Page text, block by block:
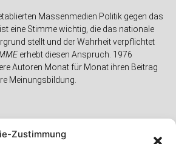
Zustimmung
Massenmedien Politik gegen das
eine Stimme wichtig, die das nationale
stellt und der Wahrheit verpflichtet
erhebt diesen Anspruch. 1976
Autoren Monat für Monat ihren Beitrag
Meinungsbildung.